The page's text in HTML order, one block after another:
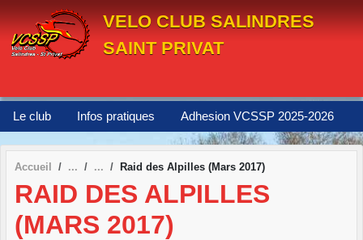
VELO CLUB SALINDRES
SAINT PRIVAT
Le club Infos pratiques Adhesion VCSSP 2025-2026
Accueil Raid des Alpilles (Mars 2017)
RAID DES ALPILLES
(MARS 2017)
Panneau de gestion des cookies